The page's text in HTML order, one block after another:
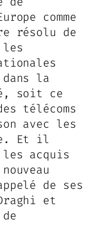
comme
résolu de
les
la
soit ce
télécoms
avec les
Et il
acquis
de ses
et